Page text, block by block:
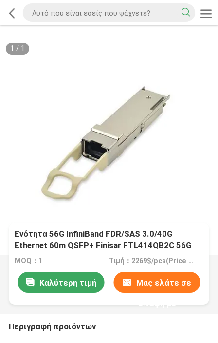
1 / 1
Ενότητα 56G InfiniBand FDR/SAS 3.0/40G
Ethernet 60m QSFP+ Finisar FTL414QB2C 56G
MOQ：1 Τιμή：2269$/pcs(Price is negotiable)
Καλύτερη τιμή Μας ελάτε σε
επαφή με
Περιγραφή προϊόντων